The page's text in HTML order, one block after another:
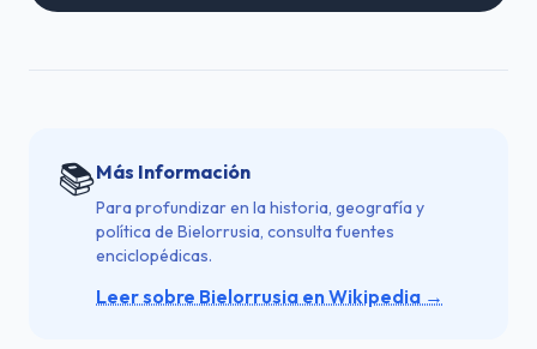
📚Más Información
Para profundizar en la historia, geografía y
política de Bielorrusia, consulta fuentes
enciclopédicas.
Leer sobre Bielorrusia en Wikipedia →